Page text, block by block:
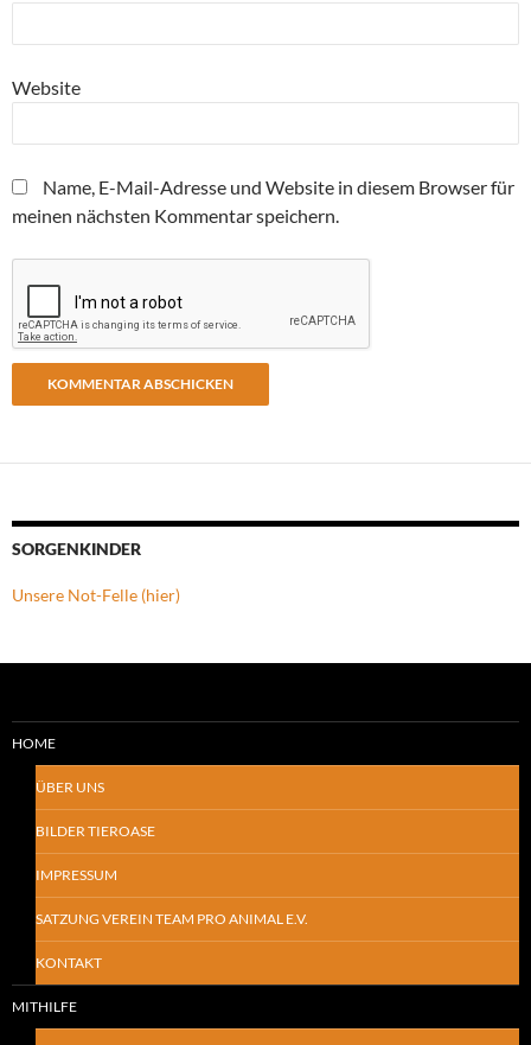
Website
Name, E-Mail-Adresse und Website in diesem Browser für
meinen nächsten Kommentar speichern.
SORGENKINDER
Unsere Not-Felle (hier)
HOME
ÜBER UNS
BILDER TIEROASE
IMPRESSUM
SATZUNG VEREIN TEAM PRO ANIMAL E.V.
KONTAKT
MITHILFE